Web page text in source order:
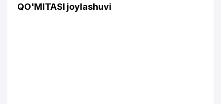
QO'MITASI joylashuvi